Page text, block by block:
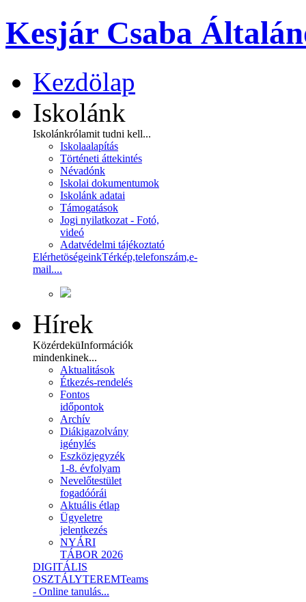
Kesjár Csaba
Kezdölap
Iskolánk
Iskolánkrólamit tudni kell...
Iskolaalapítás
Történeti áttekintés
Névadónk
Iskolai dokumentumok
Iskolánk adatai
Támogatások
Jogi nyilatkozat - Fotó,
videó
Adatvédelmi tájékoztató
ElérhetöségeinkTérkép,telefonszám,e-
mail....
Hírek
KözérdeküInformációk
mindenkinek...
Aktualitások
Étkezés-rendelés
Fontos
időpontok
Archív
Diákigazolvány
igénylés
Eszközjegyzék
1-8. évfolyam
Nevelőtestület
fogadóórái
Aktuális étlap
Ügyeletre
jelentkezés
NYÁRI
TÁBOR 2026
DIGITÁLIS
OSZTÁLYTEREMTeams
- Online tanulás...